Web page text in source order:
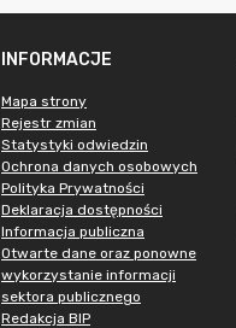
INFORMACJE
Mapa strony
Rejestr zmian
Statystyki odwiedzin
Ochrona danych osobowych
Polityka Prywatności
Deklaracja dostępności
Informacja publiczna
Otwarte dane oraz ponowne
wykorzystanie informacji
sektora publicznego
Redakcja BIP